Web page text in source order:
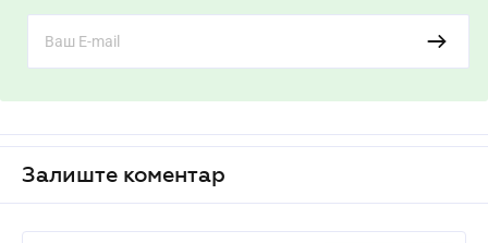
Залиште коментар